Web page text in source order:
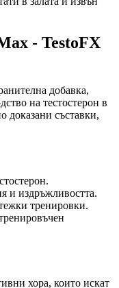
- TestoFX
добавка,
на тестостерон в
доказани съставки,
и издръжливостта.
тренировки.
хора, които искат